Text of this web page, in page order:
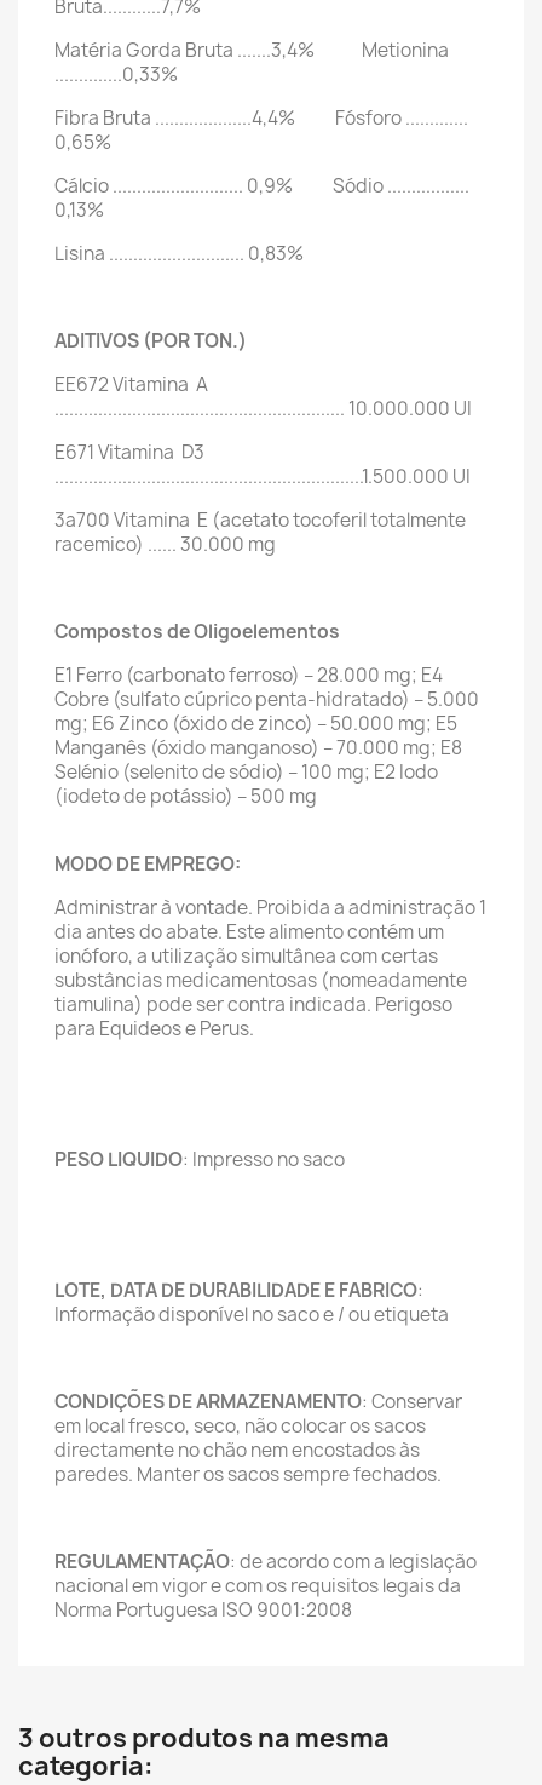
Bruta............7,7%
Matéria Gorda Bruta .......3,4% Metionina
..............0,33%
Fibra Bruta ....................4,4% Fósforo .............
0,65%
Cálcio ........................... 0,9% Sódio .................
0,13%
Lisina ............................ 0,83%
ADITIVOS (POR TON.)
EE672 Vitamina A
............................................................ 10.000.000 UI
E671 Vitamina D3
................................................................1.500.000 UI
3a700 Vitamina E (acetato tocoferil totalmente
racemico) ...... 30.000 mg
Compostos de Oligoelementos
E1 Ferro (carbonato ferroso) – 28.000 mg; E4
Cobre (sulfato cúprico penta-hidratado) – 5.000
mg; E6 Zinco (óxido de zinco) – 50.000 mg; E5
Manganês (óxido manganoso) – 70.000 mg; E8
Selénio (selenito de sódio) – 100 mg; E2 Iodo
(iodeto de potássio) – 500 mg
MODO DE EMPREGO:
Administrar à vontade. Proibida a administração 1
dia antes do abate. Este alimento contém um
ionóforo, a utilização simultânea com certas
substâncias medicamentosas (nomeadamente
tiamulina) pode ser contra indicada. Perigoso
para Equideos e Perus.
PESO LIQUIDO: Impresso no saco
LOTE, DATA DE DURABILIDADE E FABRICO:
Informação disponível no saco e / ou etiqueta
CONDIÇÕES DE ARMAZENAMENTO: Conservar
em local fresco, seco, não colocar os sacos
directamente no chão nem encostados às
paredes. Manter os sacos sempre fechados.
REGULAMENTAÇÃO: de acordo com a legislação
nacional em vigor e com os requisitos legais da
Norma Portuguesa ISO 9001:2008
3 outros produtos na mesma
categoria: